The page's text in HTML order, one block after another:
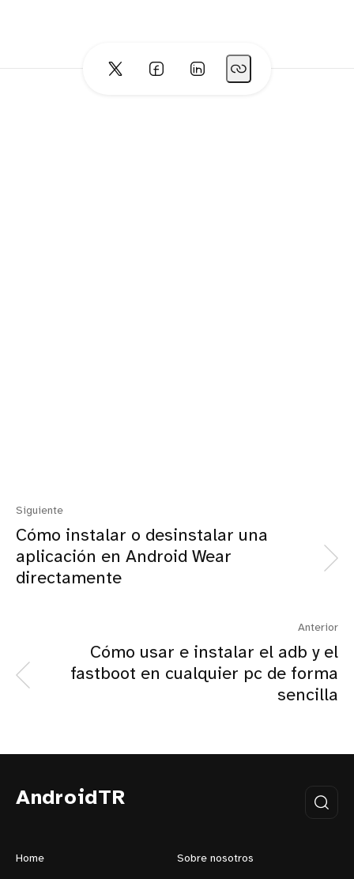
Siguiente
Cómo instalar o desinstalar una
aplicación en Android Wear
directamente
Anterior
Cómo usar e instalar el adb y el
fastboot en cualquier pc de forma
sencilla
AndroidTR
Home Sobre nosotros